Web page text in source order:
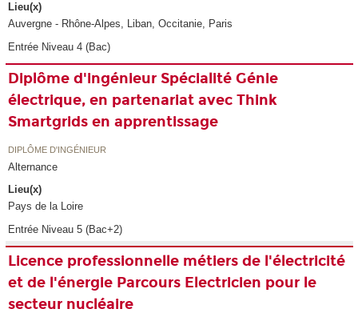
Lieu(x)
Auvergne - Rhône-Alpes, Liban, Occitanie, Paris
Entrée Niveau 4 (Bac)
Diplôme d'ingénieur Spécialité Génie
électrique, en partenariat avec Think
Smartgrids en apprentissage
DIPLÔME D'INGÉNIEUR
Alternance
Lieu(x)
Pays de la Loire
Entrée Niveau 5 (Bac+2)
Licence professionnelle métiers de l'électricité
et de l'énergie Parcours Electricien pour le
secteur nucléaire